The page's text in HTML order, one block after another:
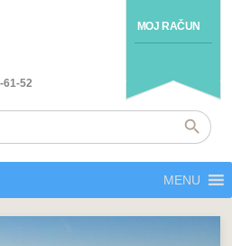
MOJ RAČUN
61-52
MENU